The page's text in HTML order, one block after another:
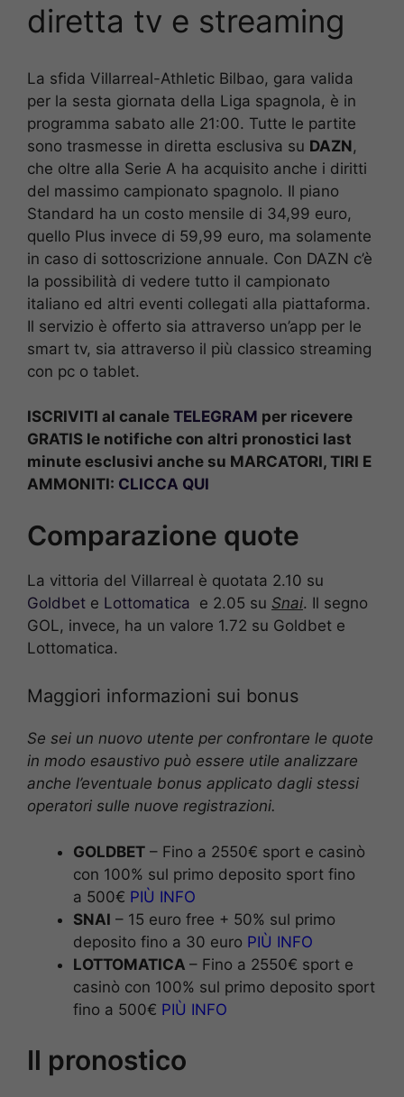
diretta tv e streaming
La sfida Villarreal-Athletic Bilbao, gara valida
per la sesta giornata della Liga spagnola, è in
programma sabato alle 21:00. Tutte le partite
sono trasmesse in diretta esclusiva su DAZN,
che oltre alla Serie A ha acquisito anche i diritti
del massimo campionato spagnolo. Il piano
Standard ha un costo mensile di 34,99 euro,
quello Plus invece di 59,99 euro, ma solamente
in caso di sottoscrizione annuale. Con DAZN c’è
la possibilità di vedere tutto il campionato
italiano ed altri eventi collegati alla piattaforma.
Il servizio è offerto sia attraverso un’app per le
smart tv, sia attraverso il più classico streaming
con pc o tablet.
ISCRIVITI al canale TELEGRAM per ricevere
GRATIS le notifiche con altri pronostici last
minute esclusivi anche su MARCATORI, TIRI E
AMMONITI: CLICCA QUI
Comparazione quote
La vittoria del Villarreal è quotata 2.10 su
Goldbet e Lottomatica e 2.05 su Snai. Il segno
GOL, invece, ha un valore 1.72 su Goldbet e
Lottomatica.
Maggiori informazioni sui bonus
Se sei un nuovo utente per confrontare le quote
in modo esaustivo può essere utile analizzare
anche l’eventuale bonus applicato dagli stessi
operatori sulle nuove registrazioni.
GOLDBET – Fino a 2550€ sport e casinò
con 100% sul primo deposito sport fino
a 500€ PIÙ INFO
SNAI – 15 euro free + 50% sul primo
deposito fino a 30 euro PIÙ INFO
LOTTOMATICA – Fino a 2550€ sport e
casinò con 100% sul primo deposito sport
fino a 500€ PIÙ INFO
Il pronostico